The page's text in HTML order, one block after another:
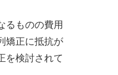
るものの費用
矯正に抵抗が
を検討されて